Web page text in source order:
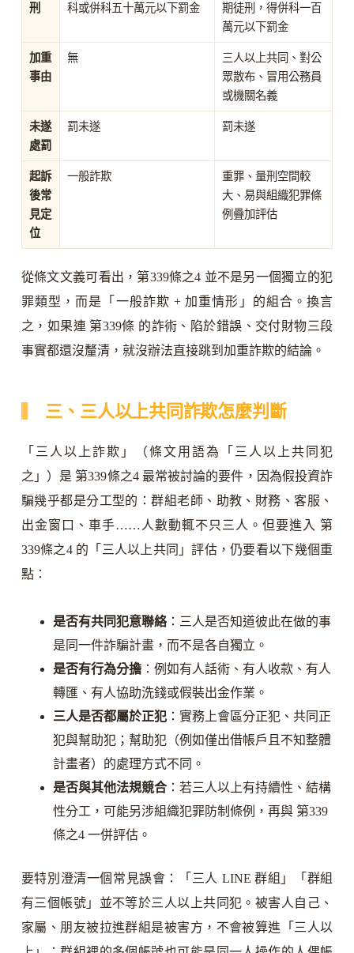
刑
科或併科五十萬元以下罰金
期徒刑，得併科一百
萬元以下罰金
加重
事由
無
三人以上共同、對公
眾散布、冒用公務員
或機關名義
未遂
處罰
罰未遂 罰未遂
起訴
後常
見定
位
一般詐欺
重罪、量刑空間較
大、易與組織犯罪條
例疊加評估
從條文文義可看出，第339條之4 並不是另一個獨立的犯
罪類型，而是「一般詐欺 + 加重情形」的組合。換言
之，如果連 第339條 的詐術、陷於錯誤、交付財物三段
事實都還沒釐清，就沒辦法直接跳到加重詐欺的結論。
三、三人以上共同詐欺怎麼判斷
「三人以上詐欺」（條文用語為「三人以上共同犯
之」）是 第339條之4 最常被討論的要件，因為假投資詐
騙幾乎都是分工型的：群組老師、助教、財務、客服、
出金窗口、車手……人數動輒不只三人。但要進入 第
339條之4 的「三人以上共同」評估，仍要看以下幾個重
點：
是否有共同犯意聯絡：三人是否知道彼此在做的事
是同一件詐騙計畫，而不是各自獨立。
是否有行為分擔：例如有人話術、有人收款、有人
轉匯、有人協助洗錢或假裝出金作業。
三人是否都屬於正犯：實務上會區分正犯、共同正
犯與幫助犯；幫助犯（例如僅出借帳戶且不知整體
計畫者）的處理方式不同。
是否與其他法規競合：若三人以上有持續性、結構
性分工，可能另涉組織犯罪防制條例，再與 第339
條之4 一併評估。
要特別澄清一個常見誤會：「三人 LINE 群組」「群組
有三個帳號」並不等於三人以上共同犯。被害人自己、
家屬、朋友被拉進群組是被害方，不會被算進「三人以